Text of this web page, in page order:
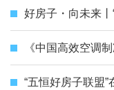
好房子・向未来丨
《中国高效空调
“五恒好房子联盟”